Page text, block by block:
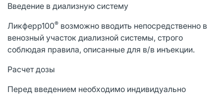
Введение в диализную систему
Ликферр100® возможно вводить непосредственно в
венозный участок диализной системы, строго
соблюдая правила, описанные для в/в инъекции.
Расчет дозы
Перед введением необходимо индивидуально